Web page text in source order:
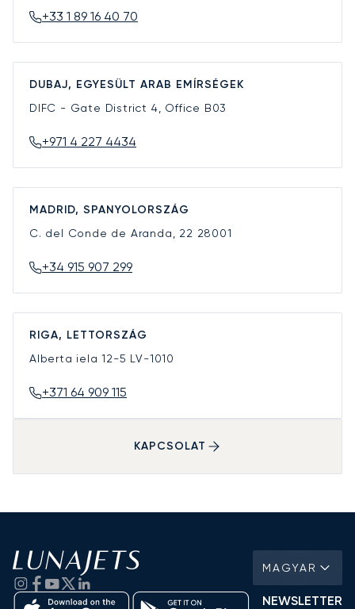
+33 1 89 16 40 70
DUBAJ, EGYESÜLT ARAB EMÍRSÉGEK
DIFC - Gate District 4, Office B03
+971 4 227 4434
MADRID, SPANYOLORSZÁG
C. del Conde de Aranda, 22 28001
+34 915 907 299
RIGA, LETTORSZÁG
Alberta iela 12-5 LV-1010
+371 64 909 115
KAPCSOLAT
MAGYAR
NEWSLETTER